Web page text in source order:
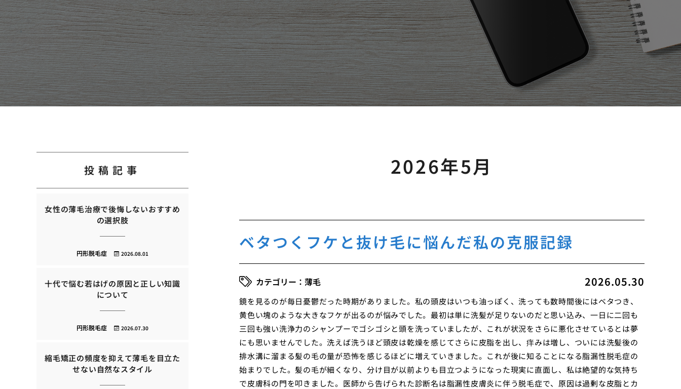
2026年5月
ベタつくフケと抜け毛に悩んだ私の克服記録
2026.05.30
薄毛
鏡を見るのが毎日憂鬱だった時期がありました。私の頭皮はいつも油っぽく、洗っても数時間後にはベタつき、
黄色い塊のような大きなフケが出るのが悩みでした。最初は単に洗髪が足りないのだと思い込み、一日に二回も
三回も強い洗浄力のシャンプーでゴシゴシと頭を洗っていましたが、これが状況をさらに悪化させているとは夢
にも思いませんでした。洗えば洗うほど頭皮は乾燥を感じてさらに皮脂を出し、痒みは増し、ついには洗髪後の
排水溝に溜まる髪の毛の量が恐怖を感じるほどに増えていきました。これが後に知ることになる脂漏性脱毛症の
始まりでした。髪の毛が細くなり、分け目が以前よりも目立つようになった現実に直面し、私は絶望的な気持ち
で皮膚科の門を叩きました。医師から告げられた診断名は脂漏性皮膚炎に伴う脱毛症で、原因は過剰な皮脂とカ
投稿記事
女性の薄毛治療で後悔しないおすすめ
の選択肢
2026.08.01
円形脱毛症
十代で悩む若はげの原因と正しい知識
について
2026.07.30
円形脱毛症
縮毛矯正の頻度を抑えて薄毛を目立た
せない自然なスタイル